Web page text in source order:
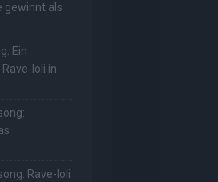
gewinnt als
Ein
Ioli in
Rave-Ioli